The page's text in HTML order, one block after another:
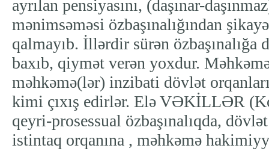
ayrılan pensiyasını, (daşınar-
mənimsəməsi özbaşınalığından
qalmayıb. İllərdir sürən özbaşınalığa
baxıb, qiymət verən yoxdur.
məhkəmə(lər) inzibati dövlət
kimi çıxış edirlər. Elə VƏKİLLƏR
qeyri-prosessual özbaşınalıqda,
istintaq orqanına , məhkəmə